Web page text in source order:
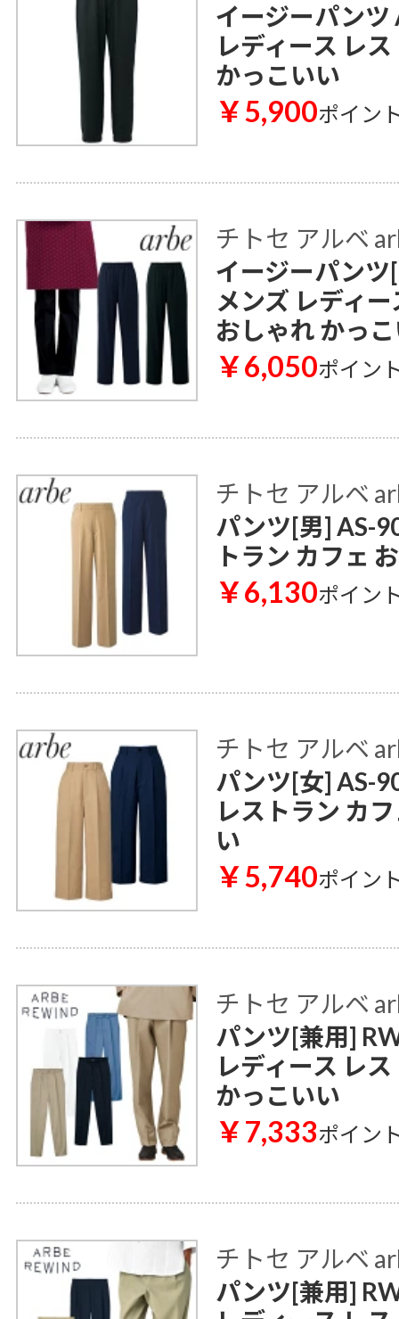
イージーパンツ
レディース レ
かっこいい
￥5,900ポイン
チトセ アルベ
イージーパンツ
メンズ レディ
おしゃれ かっ
￥6,050ポイン
チトセ アルベ
パンツ[男] AS-
トラン カフェ
￥6,130ポイン
チトセ アルベ
パンツ[女] AS-
レストラン カ
い
￥5,740ポイン
チトセ アルベ
パンツ[兼用]
レディース レ
かっこいい
￥7,333ポイン
チトセ アルベ
パンツ[兼用]